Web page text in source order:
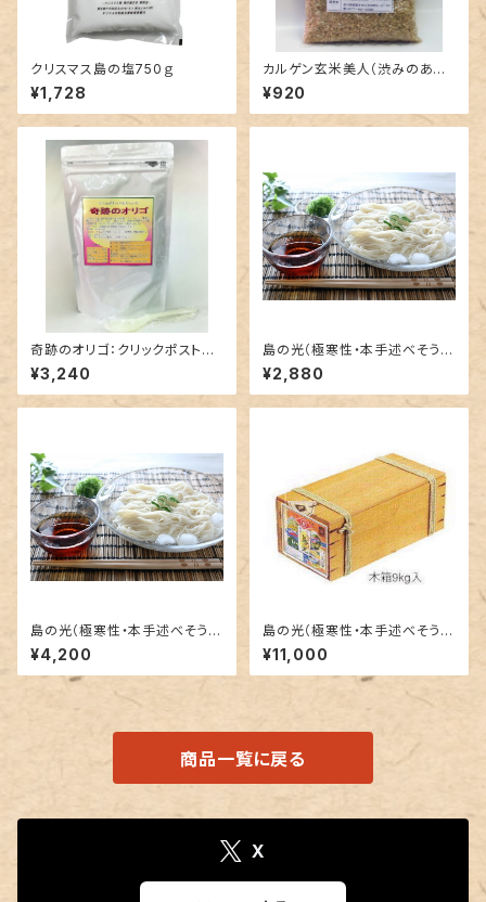
クリスマス島の塩750ｇ
¥1,728
カルゲン玄米美人（渋みのある
最表皮だけ剥いた玄米）発芽し
ます。
¥920
奇跡のオリゴ：クリックポストで
送るビックリ感動のオリゴ糖で
す。
¥3,240
島の光（極寒性・本手述べそうめ
ん） 2ｋｇ
¥2,880
島の光（極寒性・本手述べそうめ
ん） 3ｋｇ
¥4,200
島の光（極寒性・本手述べそうめ
ん） 木箱９キロ
¥11,000
商品一覧に戻る
X